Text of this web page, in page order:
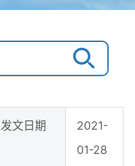
发文日期
2021-
01-28